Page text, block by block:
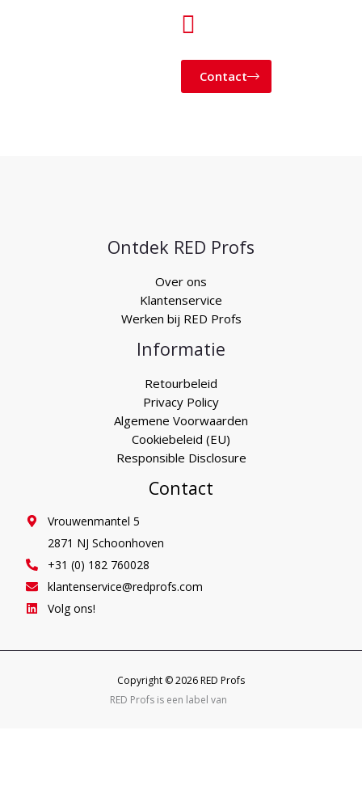
Contact
Ontdek RED Profs
Over ons
Klantenservice
Werken bij RED Profs
Informatie
Retourbeleid
Privacy Policy
Algemene Voorwaarden
Cookiebeleid (EU)
Responsible Disclosure
Contact
Vrouwenmantel 5
2871 NJ Schoonhoven
+31 (0) 182 760028
klantenservice@redprofs.com
Volg ons!
Copyright © 2026 RED Profs
RED Profs is een label van